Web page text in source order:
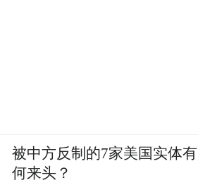
被中方反制的7家美国实体有
何来头？